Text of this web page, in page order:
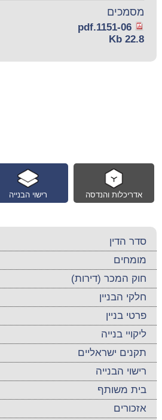
מסמכים
1151-06.pdf
22.8 Kb
רישוי הבנייה אדריכלות והנדסה
סדר הדין
מומחים
חוק המכר (דירות)
חלקי הבניין
פרטי בניין
ליקויי בנייה
תקנים ישראליים
רישוי הבנייה
בית משותף
אזכורים